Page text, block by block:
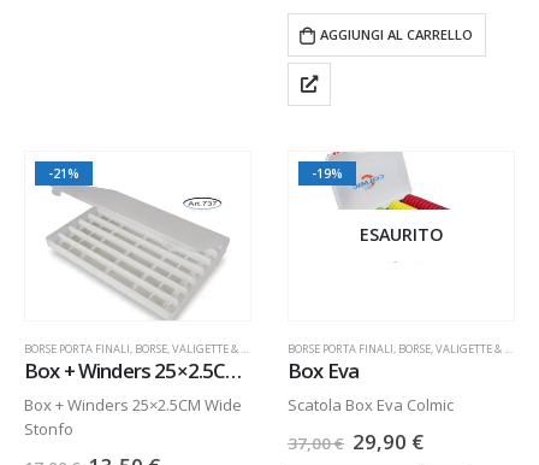
AGGIUNGI AL CARRELLO
-21%
BORSE PORTA FINALI, BORSE, VALIGETTE & SEDIE SCATOLE
Box + Winders 25×2.5CM Wide
Box + Winders 25×2.5CM Wide
Stonfo
-19%
ESAURITO
BORSE PORTA FINALI, BORSE, VALIGETTE & SEDIE
Box Eva
Scatola Box Eva Colmic
37,00€ 29,90 €